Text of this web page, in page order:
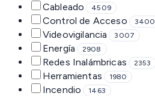
Cableado 4509
Control de Acceso 3400
Videovigilancia 3007
Energía 2908
Redes Inalámbricas 2353
Herramientas 1980
Incendio 1463